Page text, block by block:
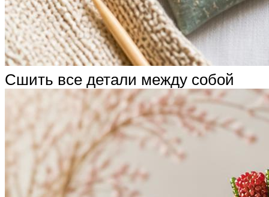
Сшить все детали между собой